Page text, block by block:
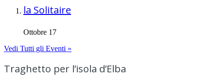
la Solitaire
Ottobre 17
Vedi Tutti gli Eventi »
Traghetto per l’isola d’Elba